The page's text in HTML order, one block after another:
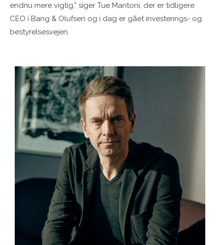
endnu mere vigtig,” siger Tue Mantoni, der er tidligere
CEO i Bang & Olufsen og i dag er gået investerings- og
bestyrelsesvejen.